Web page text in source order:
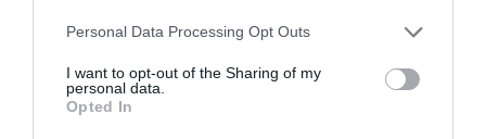
Please note that this website/app uses one or more Google
not limited to your visit or usage behaviour. You may click to
grant or deny consent to Google and its third-party tags to
use your data for below specified purposes in below Google
Personal Data Processing Opt Outs
I want to opt-out of the Sharing of my
personal data.
Opted In
Chora közelében díszeleg a sziget
épült Hozoviotissa-kolostor.